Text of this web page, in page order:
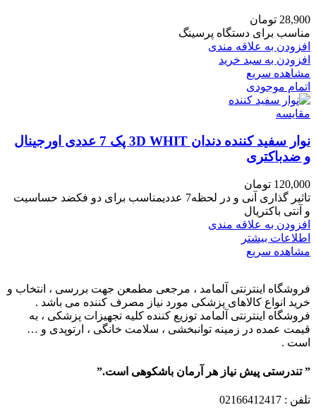
28,900 تومان
مناسب برای دستگاه پرسینگ
افزودن به علاقه مندی
افزودن به سبد خرید
مشاهده سریع
اتمام موجودی
مقایسه
نوار سفید کننده دندان 3D WHIT پک 7 عددی اورجینال
و ضدباکتری
120,000 تومان
تاثیر گذاری آنی و در لحظه7 عددیمناسب برای دو فکضد حساسیت
و آنتی باکتریال
افزودن به علاقه مندی
اطلاعات بیشتر
مشاهده سریع
فروشگاه اینترنتی آلمامد ، مرجعی مطمعن جهت بررسی ، انتخاب و
خرید انواع کالاهای پزشکی مورد نیاز مصرف کننده می باشد .
فروشگاه اینترنتی آلمامد توزیع کننده کلیه تجهیزات پزشکی ، به
قیمت عمده در زمینه توانبخشی ، سلامت خانگی ، ارتوپدی و …
است .
” تندرستی پیش نیاز هر آرمان باشکوهی است.”
تلفن : 02166412417